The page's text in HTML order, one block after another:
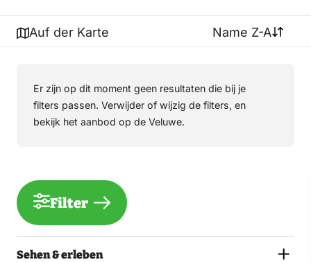
Auf der Karte Name Z-A
Er zijn op dit moment geen resultaten die bij je
filters passen. Verwijder of wijzig de filters, en
bekijk het aanbod op de Veluwe.
Filter
Sehen & erleben